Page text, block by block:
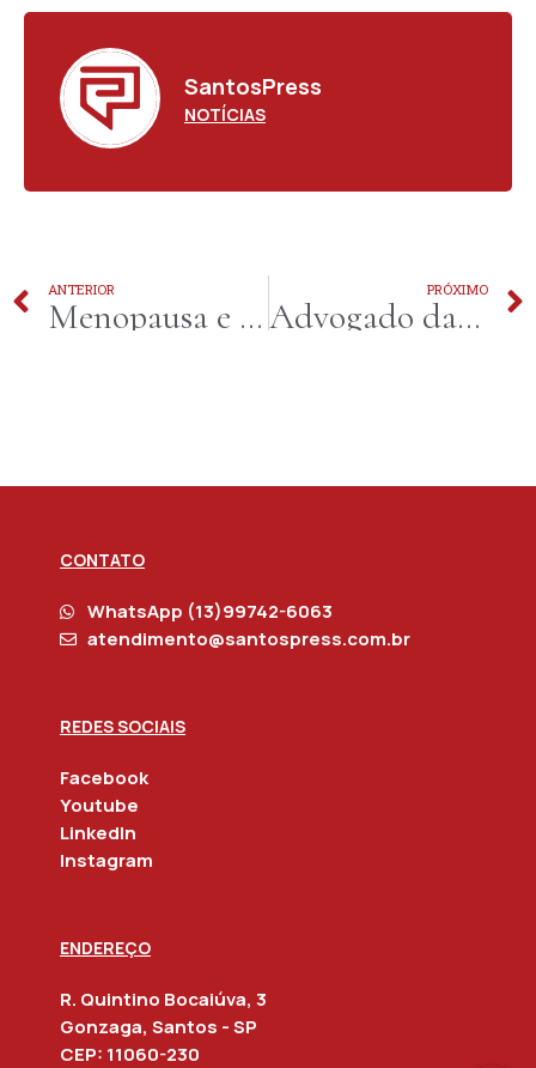
SantosPress
NOTÍCIAS
ANTERIOR
Menopausa e risco cardiovascular: queda hormonal exige atenção redobrada com a saúde do coração da mulher
PRÓXIMO
Advogado da União de categoria especial conduz Aula Magna sobre funções essenciais à Justiça em Santos
CONTATO
WhatsApp (13)99742-6063
atendimento@santospress.com.br
REDES SOCIAIS
Facebook
Youtube
Linkedln
Instagram
ENDEREÇO
R. Quintino Bocaiúva, 3
Gonzaga, Santos - SP
CEP: 11060-230